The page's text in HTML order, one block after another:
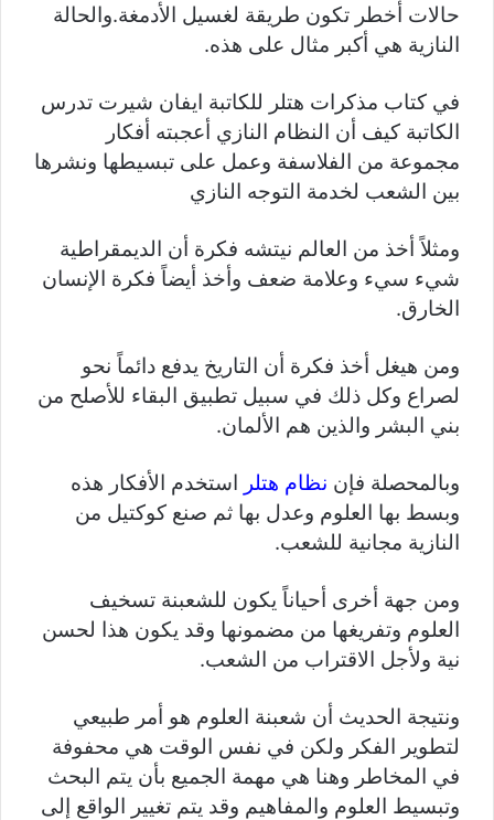
حالات أخطر تكون طريقة لغسيل الأدمغة.والحالة
النازية هي أكبر مثال على هذه.
في كتاب مذكرات هتلر للكاتبة ايفان شيرت تدرس
الكاتبة كيف أن النظام النازي أعجبته أفكار
مجموعة من الفلاسفة وعمل على تبسيطها ونشرها
بين الشعب لخدمة التوجه النازي
ومثلاً أخذ من العالم نيتشه فكرة أن الديمقراطية
شيء سيء وعلامة ضعف وأخذ أيضاً فكرة الإنسان
الخارق.
ومن هيغل أخذ فكرة أن التاريخ يدفع دائماً نحو
لصراع وكل ذلك في سبيل تطبيق البقاء للأصلح من
بني البشر والذين هم الألمان.
وبالمحصلة فإن نظام هتلر استخدم الأفكار هذه
وبسط بها العلوم وعدل بها ثم صنع كوكتيل من
النازية مجانية للشعب.
ومن جهة أخرى أحياناً يكون للشعبنة تسخيف
العلوم وتفريغها من مضمونها وقد يكون هذا لحسن
نية ولأجل الاقتراب من الشعب.
ونتيجة الحديث أن شعبنة العلوم هو أمر طبيعي
لتطوير الفكر ولكن في نفس الوقت هي محفوفة
في المخاطر وهنا هي مهمة الجميع بأن يتم البحث
وتبسيط العلوم والمفاهيم وقد يتم تغيير الواقع إلى